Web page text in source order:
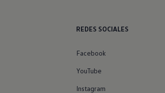
REDES SOCIALES
Facebook
YouTube
Instagram